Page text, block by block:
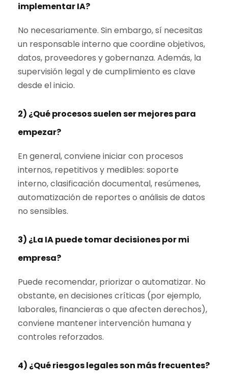
implementar IA?
No necesariamente. Sin embargo, sí necesitas
un responsable interno que coordine objetivos,
datos, proveedores y gobernanza. Además, la
supervisión legal y de cumplimiento es clave
desde el inicio.
2) ¿Qué procesos suelen ser mejores para
empezar?
En general, conviene iniciar con procesos
internos, repetitivos y medibles: soporte
interno, clasificación documental, resúmenes,
automatización de reportes o análisis de datos
no sensibles.
3) ¿La IA puede tomar decisiones por mi
empresa?
Puede recomendar, priorizar o automatizar. No
obstante, en decisiones críticas (por ejemplo,
laborales, financieras o que afecten derechos),
conviene mantener intervención humana y
controles reforzados.
4) ¿Qué riesgos legales son más frecuentes?